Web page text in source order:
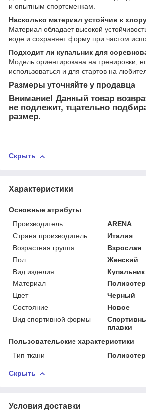
и опытным спортсменкам.
Насколько материал устойчив к
Материал обладает высокой
воде и сохраняет форму при частом
Подходит ли купальник для
Модель ориентирована на тренировки,
использоваться и для стартов на
Размеры уточняйте у продавца
Внимание! Данный товар
не подлежит, тщательно
размер.
Скрыть
Характеристики
Основные атрибуты
Производитель
ARENA
Страна производитель
Италия
Возрастная группа
Взрослая
Пол
Женский
Вид изделия
Купальник
Материал
Полиэстер
Цвет
Черный
Состояние
Новое
Вид спортивной формы
плавки
Пользовательские характеристики
Тип ткани
Полиэстер
Скрыть
Условия доставки